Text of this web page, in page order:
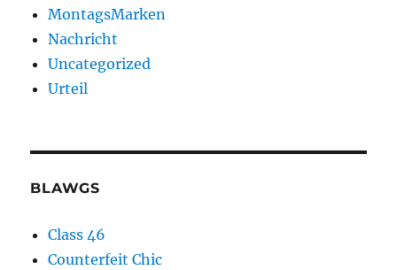
MontagsMarken
Nachricht
Uncategorized
Urteil
BLAWGS
Class 46
Counterfeit Chic